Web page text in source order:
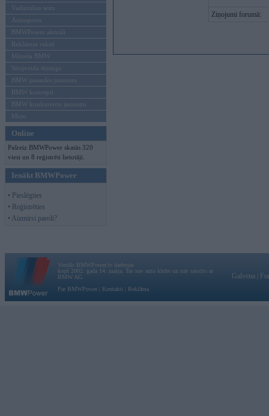
Vadāmības tests
Autosports
BMWPower aktuāli
Reklāmas raksti
Mēneša BMW
Sērijveida tūnings
BMW pasaules jaunumi
BMW koncepti
BMW konkurentu jaunumi
Moto
Online
Pašreiz BMWPower skatās 320
viesi un 8 reģistrēti lietotāji.
Ienākt BMWPower
• Pieslēgties
• Reģistrēties
• Aizmirsi paroli?
Ziņojumi forumā:
Vortāls BMWPower.lv darbojas
kopš 2002. gada 14. maija. Tas nav auto klubs un nav saistīts ar
BMW AG.
Par BMWPower
Kontakti Reklāma
Galvena